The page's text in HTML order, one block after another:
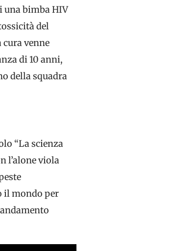
una bimba HIV
del
cura venne
di 10 anni,
della squadra
“La scienza
l’alone viola
il mondo per